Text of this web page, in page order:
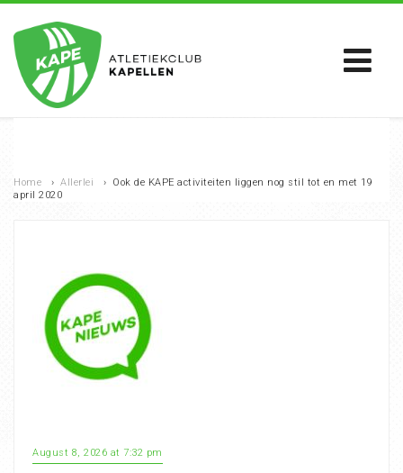
Home › Allerlei › Ook de KAPE activiteiten liggen nog stil tot en met 19
april 2020
August 8, 2026 at 7:32 pm